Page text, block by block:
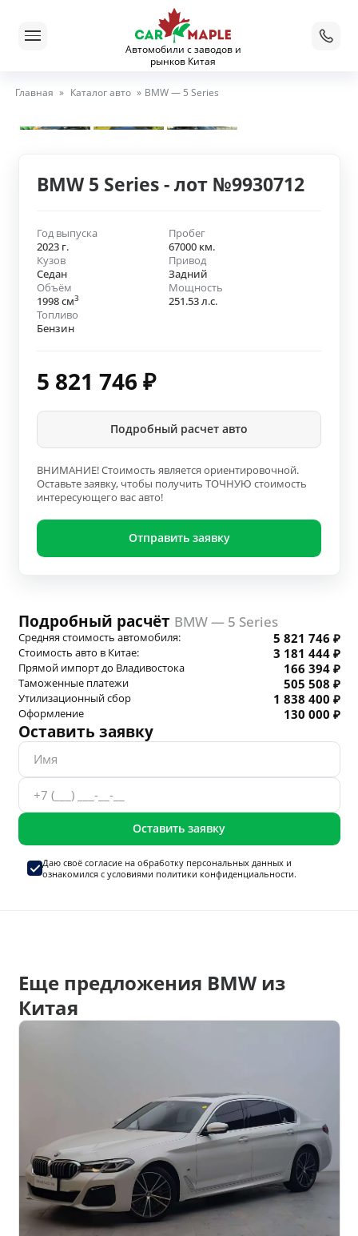
Автомобили с заводов и
рынков Китая
Главная » Каталог авто » BMW — 5 Series
BMW 5 Series - лот №9930712
Год выпуска
2023 г.
Пробег
67000 км.
Кузов
Седан
Привод
Задний
Объём
1998 см3
Мощность
251.53 л.с.
Топливо
Бензин
5 821 746 ₽
Подробный расчет авто
ВНИМАНИЕ! Стоимость является ориентировочной.
Оставьте заявку, чтобы получить ТОЧНУЮ стоимость
интересующего вас авто!
Отправить заявку
Подробный расчёт BMW — 5 Series
Средняя стоимость автомобиля: 5 821 746 ₽
Стоимость авто в Китае: 3 181 444 ₽
Прямой импорт до Владивостока 166 394 ₽
Таможенные платежи 505 508 ₽
Утилизационный сбор 1 838 400 ₽
Оформление 130 000 ₽
Оставить заявку
Оставить заявку
Даю своё согласие на обработку персональных данныхи
ознакомился с условиями политики конфиденциальности.
Еще предложения BMW из
Китая